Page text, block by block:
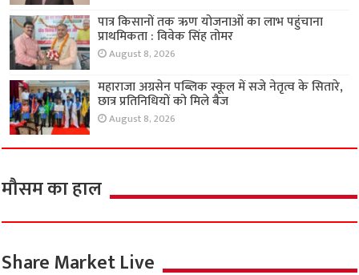
पात्र किसानों तक ऋण योजनाओं का लाभ पहुंचाना
प्राथमिकता : विवेक सिंह तोमर
August 8, 2026
महाराजा अग्रसेन पब्लिक स्कूल में सजे नेतृत्व के सितारे,
छात्र प्रतिनिधियों को मिले बैज
August 8, 2026
मौसम का हाल
Share Market Live